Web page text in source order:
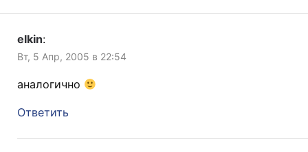
elkin:
Вт, 5 Апр, 2005 в 22:54
аналогично
Ответить